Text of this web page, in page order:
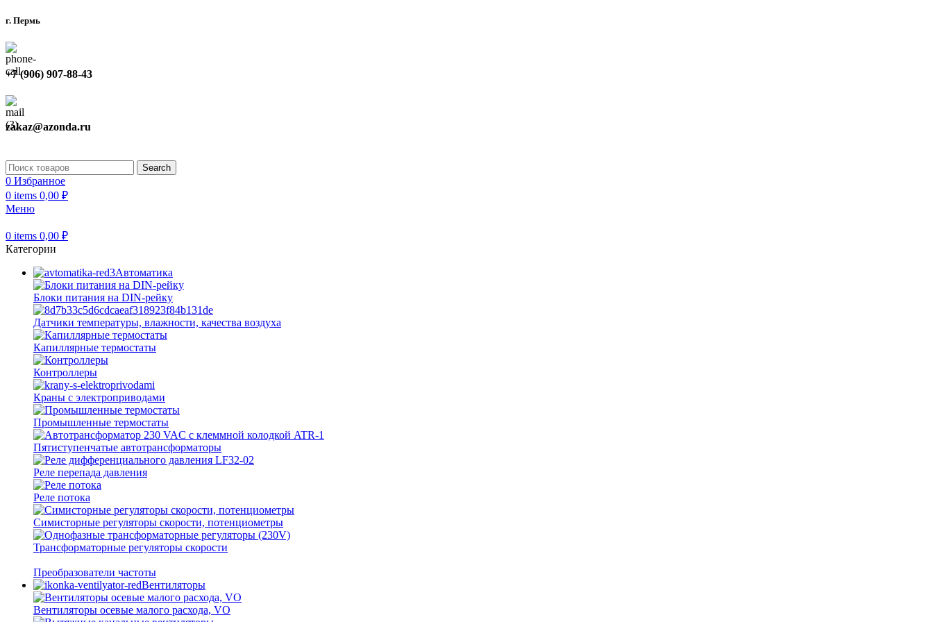
г. Пермь
+7 (906) 907-88-43
zakaz@azonda.ru
Search
0 Избранное
0 items 0,00 ₽
Меню
0 items 0,00 ₽
Категории
Автоматика
Блоки питания на DIN-рейку
Датчики температуры, влажности, качества воздуха
Капиллярные термостаты
Контроллеры
Краны с электроприводами
Промышленные термостаты
Пятиступенчатые автотрансформаторы
Реле перепада давления
Реле потока
Симисторные регуляторы скорости, потенциометры
Трансформаторные регуляторы скорости
Преобразователи частоты
Вентиляторы
Вентиляторы осевые малого расхода, VO